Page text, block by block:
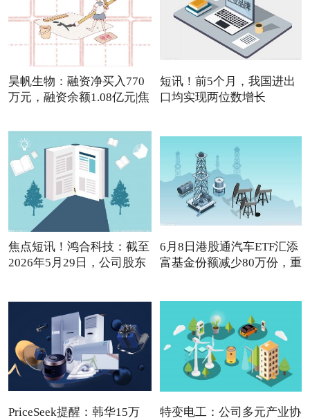
昊帆生物：融资净买入770
万元，融资余额1.08亿元|焦
短讯！前5个月，我国进出
口均实现两位数增长
焦点短讯！鸿合科技：截至
2026年5月29日，公司股东
6月8日港股通汽车ETF汇添
富基金份额减少80万份，重
PriceSeek提醒：韩华15万
特变电工：公司多元产业协